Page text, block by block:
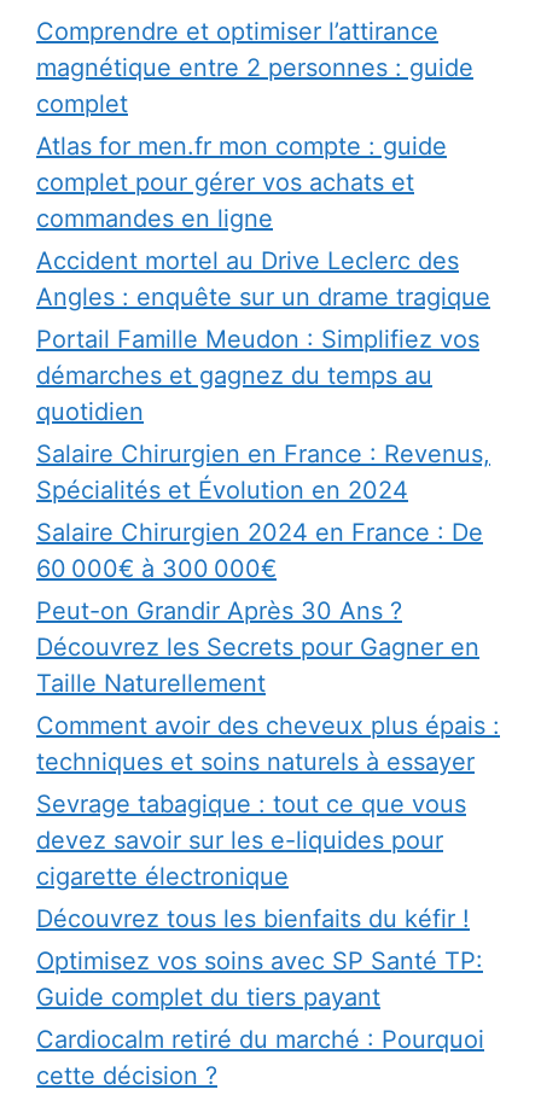
Comprendre et optimiser l’attirance
magnétique entre 2 personnes : guide
complet
Atlas for men.fr mon compte : guide
complet pour gérer vos achats et
commandes en ligne
Accident mortel au Drive Leclerc des
Angles : enquête sur un drame tragique
Portail Famille Meudon : Simplifiez vos
démarches et gagnez du temps au
quotidien
Salaire Chirurgien en France : Revenus,
Spécialités et Évolution en 2024
Salaire Chirurgien 2024 en France : De
60 000€ à 300 000€
Peut-on Grandir Après 30 Ans ?
Découvrez les Secrets pour Gagner en
Taille Naturellement
Comment avoir des cheveux plus épais :
techniques et soins naturels à essayer
Sevrage tabagique : tout ce que vous
devez savoir sur les e-liquides pour
cigarette électronique
Découvrez tous les bienfaits du kéfir !
Optimisez vos soins avec SP Santé TP:
Guide complet du tiers payant
Cardiocalm retiré du marché : Pourquoi
cette décision ?